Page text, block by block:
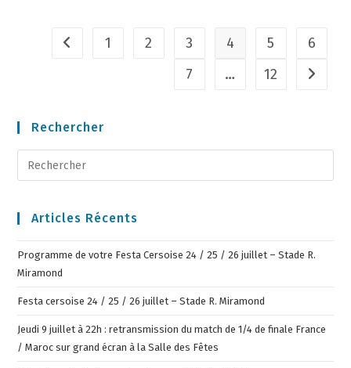
1 2 3 4 5
6
7
… 12
Rechercher
Articles Récents
Programme de votre Festa Cersoise 24 / 25 / 26 juillet – Stade R.
Miramond
Festa cersoise 24 / 25 / 26 juillet – Stade R. Miramond
Jeudi 9 juillet à 22h : retransmission du match de 1/4 de finale France
/ Maroc sur grand écran à la Salle des Fêtes